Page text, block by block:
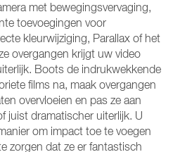
met bewegingsvervaging,
toevoegingen voor
kleurwijziging, Parallax of het
overgangen krijgt uw video
Boots de indrukwekkende
films na, maak overgangen
overvloeien en pas ze aan
juist dramatischer uiterlijk. U
om impact toe te voegen
zorgen dat ze er fantastisch